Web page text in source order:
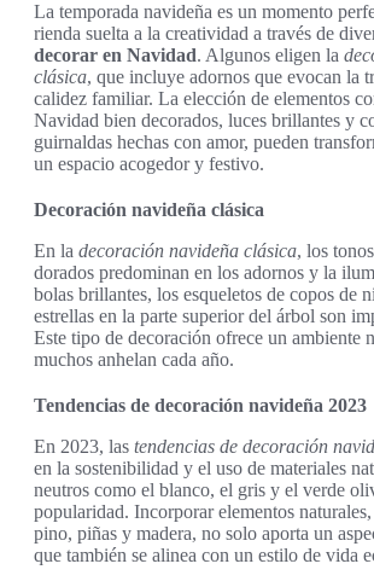
La temporada navideña es un momento
rienda suelta a la creatividad a través de
decorar en Navidad. Algunos eligen la
clásica, que incluye adornos que evocan la
calidez familiar. La elección de elementos
Navidad bien decorados, luces brillantes y
guirnaldas hechas con amor, pueden
un espacio acogedor y festivo.
Decoración navideña clásica
En la decoración navideña clásica, los
dorados predominan en los adornos y la
bolas brillantes, los esqueletos de copos de
estrellas en la parte superior del árbol son
Este tipo de decoración ofrece un ambiente
muchos anhelan cada año.
Tendencias de decoración navideña 2023
En 2023, las tendencias de decoración
en la sostenibilidad y el uso de materiales
neutros como el blanco, el gris y el verde
popularidad. Incorporar elementos
pino, piñas y madera, no solo aporta un
que también se alinea con un estilo de vida